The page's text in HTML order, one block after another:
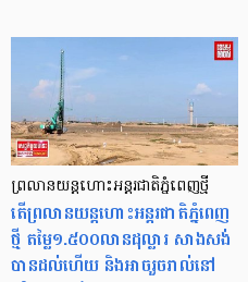
ព្រលានយន្ដហោះអន្តរជាតិភ្នំពេញថ្មី
តើព្រលានយន្ដហោះអន្តរជាតិភ្នំពេញ
ថ្មី តម្លៃ១.៥០០លានដុល្លារ សាងសង់
បានដល់ហើយ និងអាចរួចរាល់នៅ